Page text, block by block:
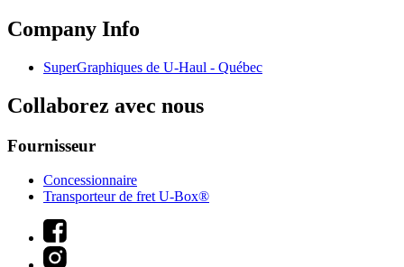
Company Info
SuperGraphiques de U-Haul - Québec
Collaborez avec nous
Fournisseur
Concessionnaire
Transporteur de fret U-Box®